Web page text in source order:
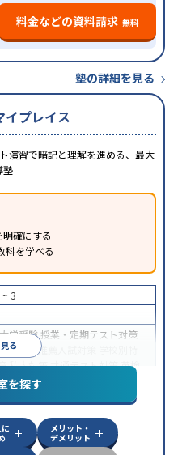
料金などの資料請求 無料
塾の詳細を見る
イプレイス
演習で暗記と理解を進める、最大
塾
確にする
科を学べる
る
3
大学受験 授業・定期テスト対策
の定着 推薦入試対策
私大対策共通テスト対策英検
漢字検定)対策
授業の振替可能不登校生に対
1科目から受講可能 発達障害の
り
を探す
メリット・
デメリット